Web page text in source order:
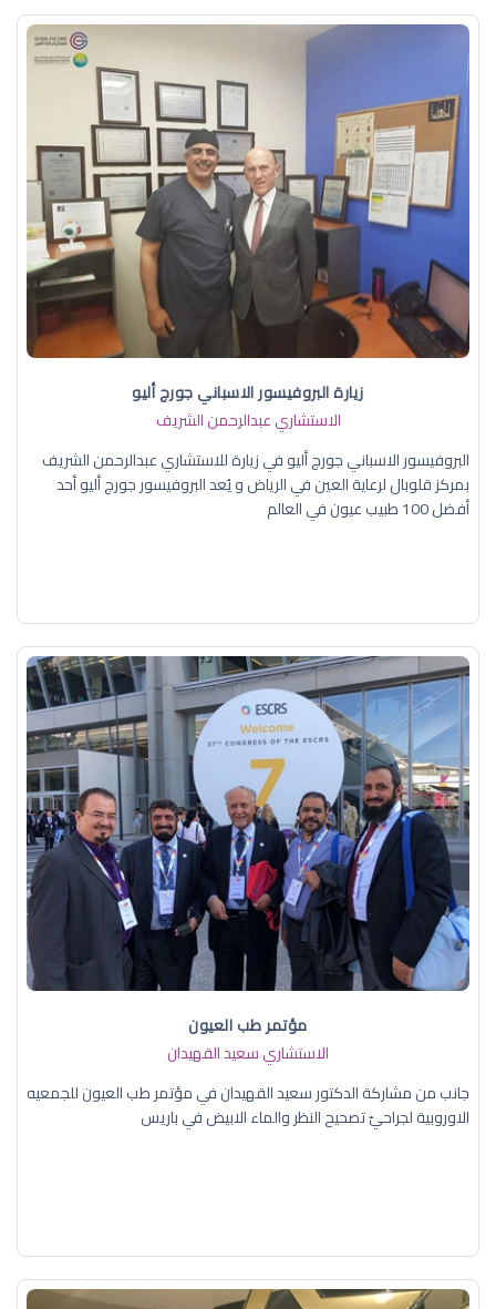
زيارة البروفيسور الاسباني جورج أليو
الاستشاري عبدالرحمن الشريف
البروفيسور الاسباني جورج أليو في زيارة للاستشاري عبدالرحمن الشريف
بمركز قلوبال لرعاية العين في الرياض و يُعد البروفيسور جورج أليو أحد
أفضل 100 طبيب عيون في العالم
مؤتمر طب العيون
الاستشاري سعيد القهيدان
جانب من مشاركة الدكتور سعيد القهيدان في مؤتمر طب العيون للجمعيه
الاوروبية لجراحيّ تصحيح النظر والماء الابيض في باريس